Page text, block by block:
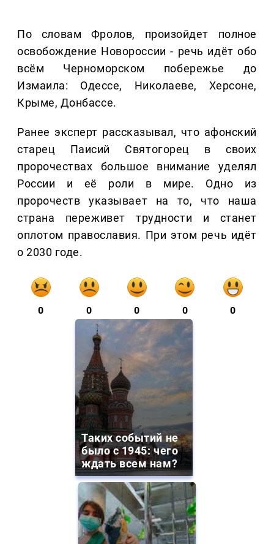
По словам Фролов, произойдет полное
освобождение Новороссии - речь идёт обо
всём Черноморском побережье до
Измаила: Одессе, Николаеве, Херсоне,
Крыме, Донбассе.
Ранее эксперт рассказывал, что афонский
старец Паисий Святогорец в своих
пророчествах большое внимание уделял
России и её роли в мире. Одно из
пророчеств указывает на то, что наша
страна переживет трудности и станет
оплотом православия. При этом речь идёт
о 2030 годе.
0 0 0 0 0
Таких событий не
было с 1945: чего
ждать всем нам?